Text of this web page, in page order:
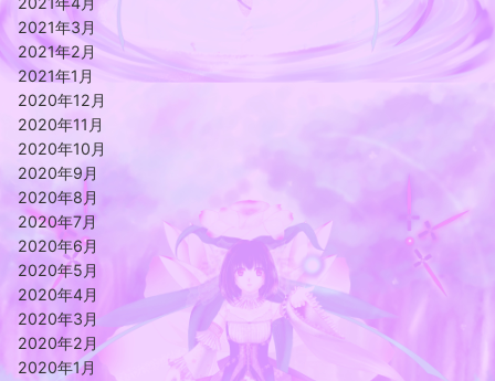
2021年3月
2021年2月
2021年1月
2020年12月
2020年11月
2020年10月
2020年9月
2020年8月
2020年7月
2020年6月
2020年5月
2020年4月
2020年3月
2020年2月
2020年1月